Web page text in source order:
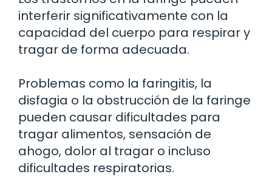
interferir significativamente con la
capacidad del cuerpo para respirar y
tragar de forma adecuada.
Problemas como la faringitis, la
disfagia o la obstrucción de la faringe
pueden causar dificultades para
tragar alimentos, sensación de
ahogo, dolor al tragar o incluso
dificultades respiratorias.